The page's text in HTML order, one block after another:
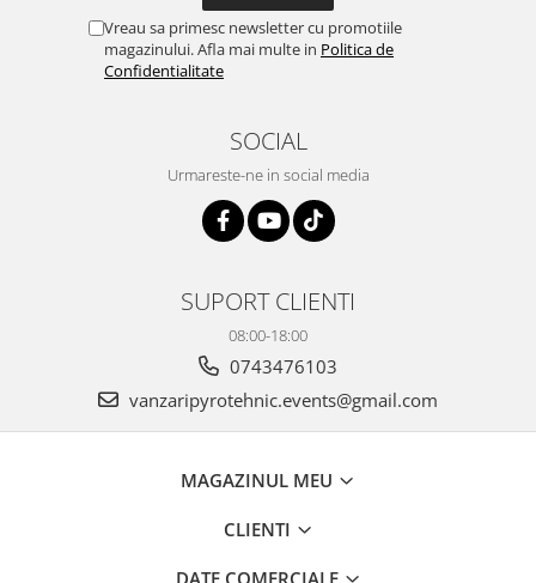
Vreau sa primesc newsletter cu promotiile
magazinului. Afla mai multe in Politica de
Confidentialitate
SOCIAL
Urmareste-ne in social media
SUPORT CLIENTI
08:00-18:00
0743476103
vanzaripyrotehnic.events@gmail.com
MAGAZINUL MEU
CLIENTI